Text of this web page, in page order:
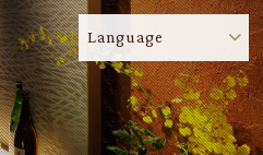
Language
ルス感染症対策について